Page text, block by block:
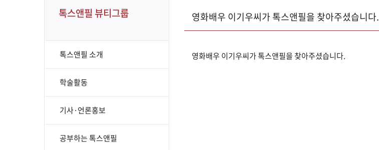
톡스앤필 뷰티그룹
톡스앤필 소개
학술활동
기사·언론홍보
공부하는 톡스앤필
영화배우 이기우씨가 톡스앤필을 찾아주셨습니다.
영화배우 이기우씨가 톡스앤필을 찾아주셨습니다.